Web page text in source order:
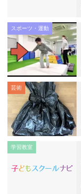
スポーツ・運動
芸術
学習教室